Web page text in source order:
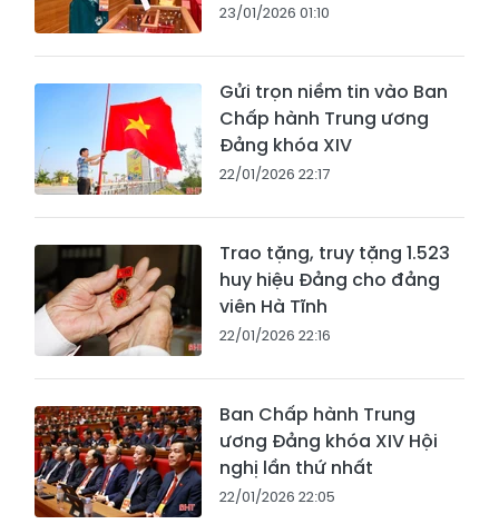
23/01/2026 01:10
Gửi trọn niềm tin vào Ban
Chấp hành Trung ương
Đảng khóa XIV
22/01/2026 22:17
Trao tặng, truy tặng 1.523
huy hiệu Đảng cho đảng
viên Hà Tĩnh
22/01/2026 22:16
Ban Chấp hành Trung
ương Đảng khóa XIV Hội
nghị lần thứ nhất
22/01/2026 22:05